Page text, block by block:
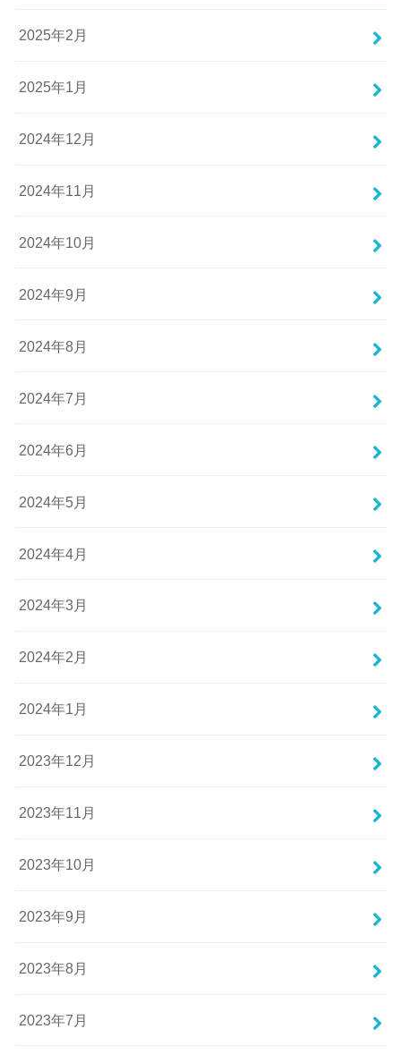
2025年2月
2025年1月
2024年12月
2024年11月
2024年10月
2024年9月
2024年8月
2024年7月
2024年6月
2024年5月
2024年4月
2024年3月
2024年2月
2024年1月
2023年12月
2023年11月
2023年10月
2023年9月
2023年8月
2023年7月